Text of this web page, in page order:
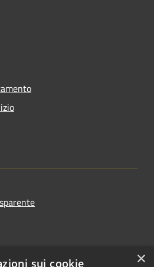
×
sui cookie